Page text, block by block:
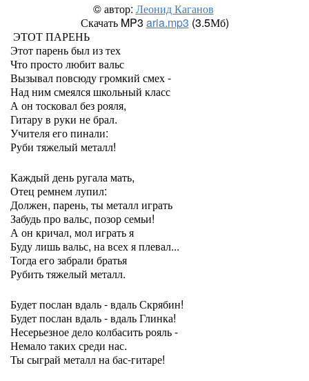
© автор: Леонид Каганов
Скачать MP3 aria.mp3 (3.5Мб)
ЭТОТ ПАРЕНЬ
Этот парень был из тех
Что просто любит вальс
Вызывал повсюду громкий смех -
Над ним смеялся школьный класс
А он тосковал без рояля,
Гитару в руки не брал.
Учителя его пинали:
Руби тяжелый металл!
Каждый день ругала мать,
Отец ремнем лупил:
Должен, парень, ты металл играть
Забудь про вальс, позор семьи!
А он кричал, мол играть я
Буду лишь вальс, на всех я плевал...
Тогда его забрали братья
Рубить тяжелый металл.
Будет послан вдаль - вдаль Скрябин!
Будет послан вдаль - вдаль Глинка!
Несерьезное дело колбасить рояль -
Немало таких среди нас.
Ты сыграй металл на бас-гитаре!